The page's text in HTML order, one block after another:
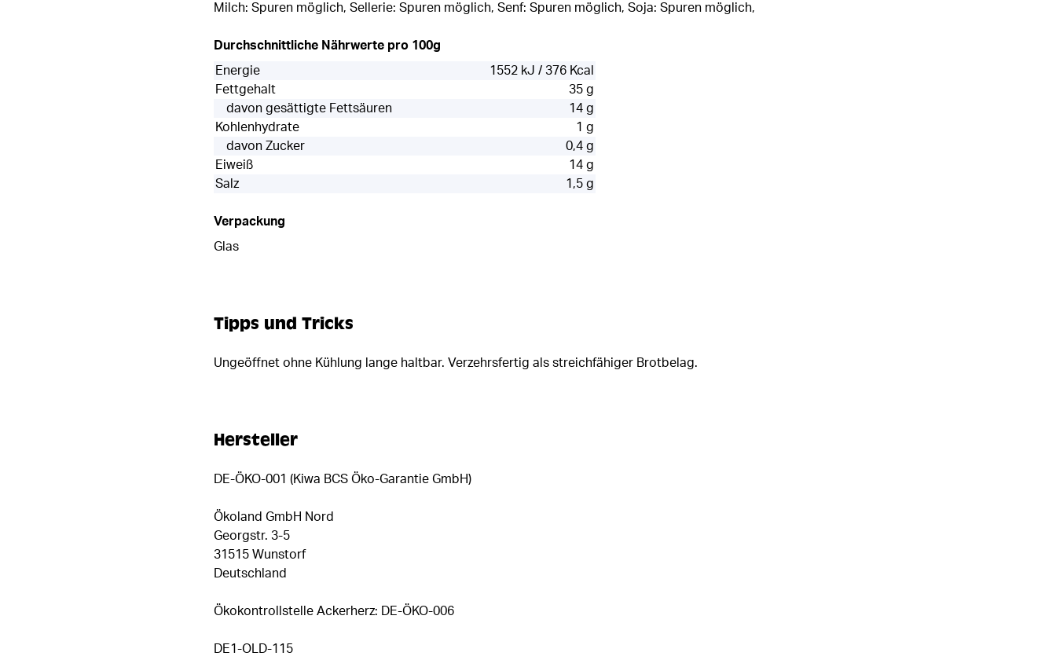
Milch: Spuren möglich, Sellerie: Spuren möglich, Senf: Spuren möglich, Soja: Spuren möglich,
Durchschnittliche Nährwerte pro 100g
Energie
1552 kJ / 376 Kcal
Fettgehalt
35 g
davon gesättigte Fettsäuren
14 g
Kohlenhydrate
1 g
davon Zucker
0,4 g
Eiweiß
14 g
Salz
1,5 g
Verpackung
Glas
Tipps und Tricks
Ungeöffnet ohne Kühlung lange haltbar. Verzehrsfertig als streichfähiger Brotbelag.
Hersteller
DE-ÖKO-001 (Kiwa BCS Öko-Garantie GmbH)
Ökoland GmbH Nord
Georgstr. 3-5
31515 Wunstorf
Deutschland
Ökokontrollstelle Ackerherz: DE-ÖKO-006
DE1-OLD-115